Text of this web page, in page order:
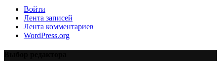
Войти
Лента записей
Лента комментариев
WordPress.org